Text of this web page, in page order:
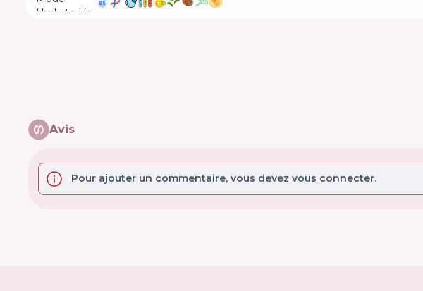
Avis
Pour ajouter un commentaire, vous devez vous connecter.